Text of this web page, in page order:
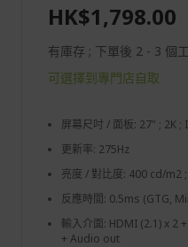
HK$1,798.00
有庫存 ; 下單後 2 - 3 個
可選擇到專門店自取
屏幕尺吋 / 面板: 27" ; 2K ;
更新率: 275Hz
亮度 / 對比度: 400 cd/m2
反應時間: 0.5ms (GTG,
輸入介面: HDMI (2.1) x 2
+ Audio out